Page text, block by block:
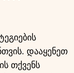
დააყენეთ
თქვენს